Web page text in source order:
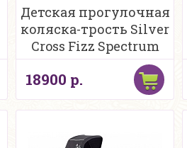
Детская прогулочная
коляска-трость Silver
Cross Fizz Spectrum
18900 р.